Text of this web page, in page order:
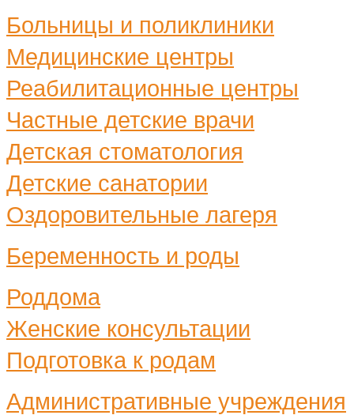
Больницы и поликлиники
Медицинские центры
Реабилитационные центры
Частные детские врачи
Детская стоматология
Детские санатории
Оздоровительные лагеря
Беременность и роды
Роддома
Женские консультации
Подготовка к родам
Административные учреждения